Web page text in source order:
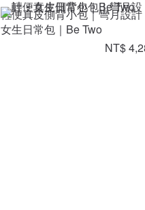
輕便真皮側背小包｜彎月設計
女生日常包｜Be Two
NT$